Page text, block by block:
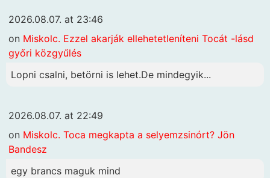
2026.08.07. at 23:46
on Miskolc. Ezzel akarják ellehetetleníteni Tocát -lásd
győri közgyűlés
Lopni csalni, betörni is lehet.De mindegyik...
2026.08.07. at 22:49
on Miskolc. Toca megkapta a selyemzsinórt? Jön
Bandesz
egy brancs maguk mind